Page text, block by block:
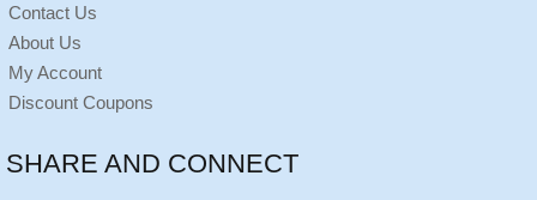
Contact Us
About Us
My Account
Discount Coupons
SHARE AND CONNECT